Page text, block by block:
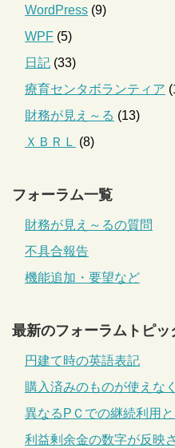
WordPress (9)
WPF (5)
日記 (33)
療育センタボランティア
財務が見え～る (13)
ＸＢＲＬ (8)
フォーラム一覧
財務が見え～るの質問
不具合報告
機能追加・要望など
最新のフォーラムトピッ
円建て時の英語表記
購入済みのものが使えな
異なるPＣでの継続利用
利益剰余金の数字が反映